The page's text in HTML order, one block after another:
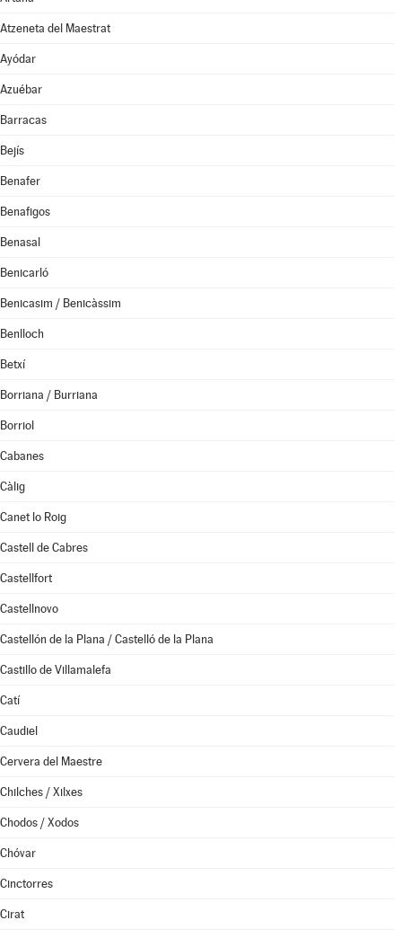
Atzeneta del Maestrat
Ayódar
Azuébar
Barracas
Bejís
Benafer
Benafigos
Benasal
Benicarló
Benicasim / Benicàssim
Benlloch
Betxí
Borriana / Burriana
Borriol
Cabanes
Càlig
Canet lo Roig
Castell de Cabres
Castellfort
Castellnovo
Castellón de la Plana / Castelló de la Plana
Castillo de Villamalefa
Catí
Caudiel
Cervera del Maestre
Chilches / Xilxes
Chodos / Xodos
Chóvar
Cinctorres
Cirat